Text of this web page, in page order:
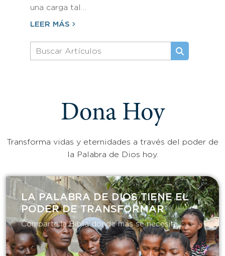
una carga tal…
LEER MÁS
Dona Hoy
Transforma vidas y eternidades a través del poder de
la Palabra de Dios hoy.
LA PALABRA DE DIOS TIENE EL
PODER DE TRANSFORMAR​
Comparte la Biblia donde más se necesita.